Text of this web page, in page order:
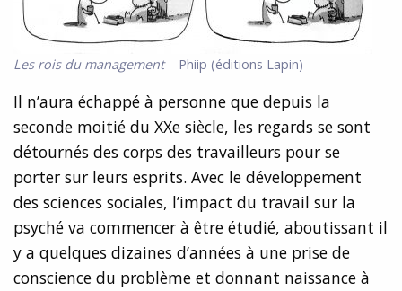
Les rois du management– Phiip (éditions Lapin)
Il n’aura échappé à personne que depuis la
seconde moitié du XXe siècle, les regards se sont
détournés des corps des travailleurs pour se
porter sur leurs esprits. Avec le développement
des sciences sociales, l’impact du travail sur la
psyché va commencer à être étudié, aboutissant il
y a quelques dizaines d’années à une prise de
conscience du problème et donnant naissance à